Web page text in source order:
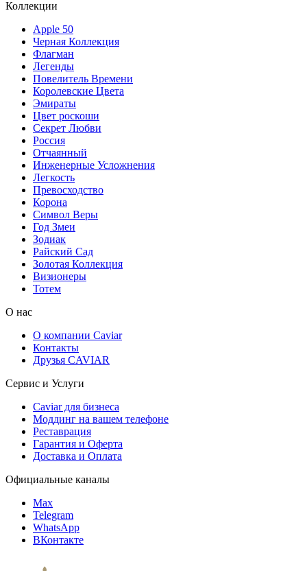
Коллекции
Apple 50
Черная Коллекция
Флагман
Легенды
Повелитель Времени
Королевские Цвета
Эмираты
Цвет роскоши
Секрет Любви
Россия
Отчаянный
Инженерные Усложнения
Легкость
Превосходство
Корона
Символ Веры
Год Змеи
Зодиак
Райский Сад
Золотая Коллекция
Визионеры
Тотем
О нас
О компании Caviar
Контакты
Друзья CAVIAR
Сервис и Услуги
Caviar для бизнеса
Моддинг на вашем телефоне
Реставрация
Гарантия и Оферта
Доставка и Оплата
Официальные каналы
Max
Telegram
WhatsApp
ВКонтакте